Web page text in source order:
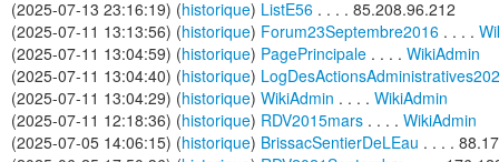
(2025-07-13 23:16:19) (historique) ListE56 . . . . 85.208.96.212
(2025-07-11 13:13:56) (historique) Forum23Septembre2016 . . . .
(2025-07-11 13:04:59) (historique) PagePrincipale . . . . WikiAdmin
(2025-07-11 13:04:40) (historique)
(2025-07-11 13:04:29) (historique) WikiAdmin . . . . WikiAdmin
(2025-07-11 12:18:36) (historique) RDV2015mars . . . . WikiAdmin
(2025-07-05 14:06:15) (historique) BrissacSentierDeLEau . . . .